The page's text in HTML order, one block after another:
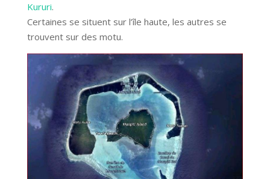
Kururi.
Certaines se situent sur l’île haute, les autres se
trouvent sur des motu.